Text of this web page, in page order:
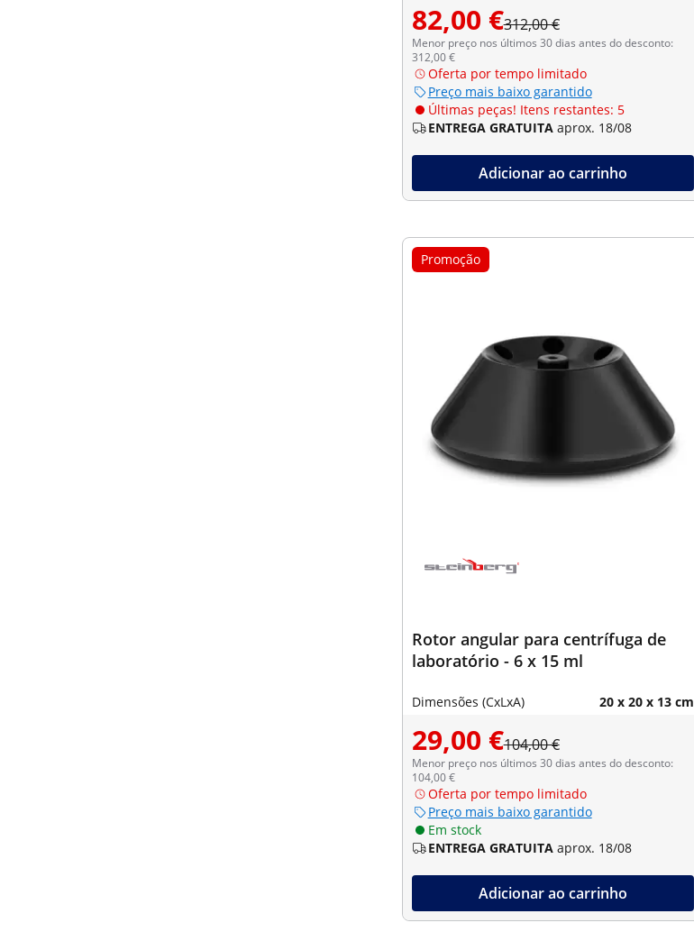
82,00 €312,00 €
Menor preço nos últimos 30 dias antes do desconto:
312,00 €
Oferta por tempo limitado
Preço mais baixo garantido
Últimas peças! Itens restantes: 5
ENTREGA GRATUITA aprox. 18/08
Adicionar ao carrinho
Promoção
Rotor angular para centrífuga de
laboratório - 6 x 15 ml
Dimensões (CxLxA) 20 x 20 x 13 cm
29,00 €104,00 €
Menor preço nos últimos 30 dias antes do desconto:
104,00 €
Oferta por tempo limitado
Preço mais baixo garantido
Em stock
ENTREGA GRATUITA aprox. 18/08
Adicionar ao carrinho